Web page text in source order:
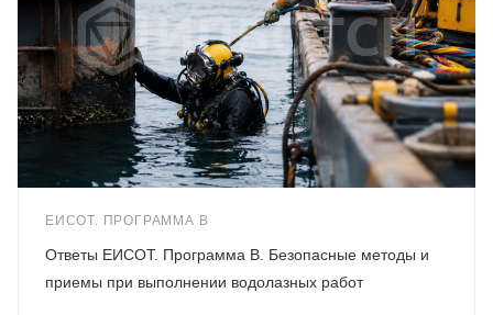
ЕИСОТ. ПРОГРАММА В
Ответы ЕИСОТ. Программа В. Безопасные методы и
приемы при выполнении водолазных работ